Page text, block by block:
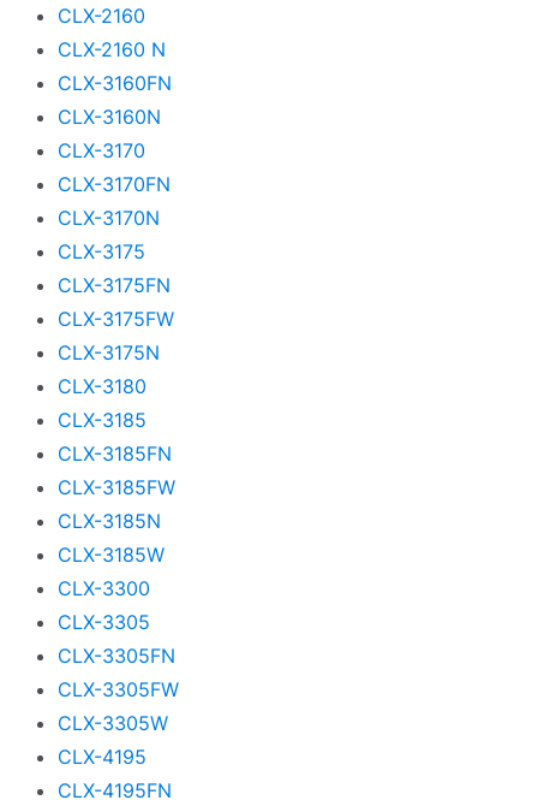
CLX-2160
CLX-2160 N
CLX-3160FN
CLX-3160N
CLX-3170
CLX-3170FN
CLX-3170N
CLX-3175
CLX-3175FN
CLX-3175FW
CLX-3175N
CLX-3180
CLX-3185
CLX-3185FN
CLX-3185FW
CLX-3185N
CLX-3185W
CLX-3300
CLX-3305
CLX-3305FN
CLX-3305FW
CLX-3305W
CLX-4195
CLX-4195FN